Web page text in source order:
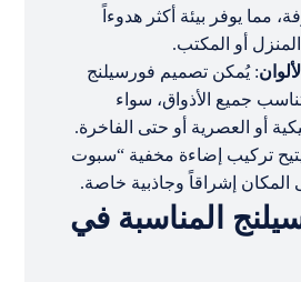
مما يوفر بيئة أكثر هدوءاً
أو المكتب.
: يُمكن تصميم فورسيلنج
جميع الأذواق، سواء
أو العصرية أو حتى الفاخرة.
تركيب إضاءة مخفية “سبوت
إشراقاً وجاذبية خاصة.
المناسبة في